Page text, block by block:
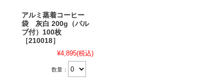
アルミ蒸着コーヒー
袋 灰白 200g（バル
ブ付）100枚
［210018］
¥4,895(税込)
数量：